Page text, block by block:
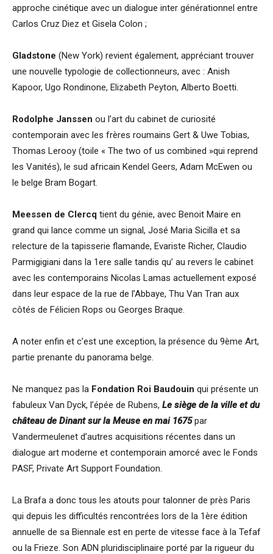
approche cinétique avec un dialogue inter générationnel entre
Carlos Cruz Diez et Gisela Colon ;
Gladstone (New York) revient également, appréciant trouver
une nouvelle typologie de collectionneurs, avec : Anish
Kapoor, Ugo Rondinone, Elizabeth Peyton, Alberto Boetti.
Rodolphe Janssen ou l’art du cabinet de curiosité
contemporain avec les frères roumains Gert & Uwe Tobias,
Thomas Lerooy (toile « The two of us combined »qui reprend
les Vanités), le sud africain Kendel Geers, Adam McEwen ou
le belge Bram Bogart.
Meessen de Clercq tient du génie, avec Benoit Maire en
grand qui lance comme un signal, José Maria Sicilla et sa
relecture de la tapisserie flamande, Evariste Richer, Claudio
Parmigigiani dans la 1ere salle tandis qu’ au revers le cabinet
avec les contemporains Nicolas Lamas actuellement exposé
dans leur espace de la rue de l’Abbaye, Thu Van Tran aux
côtés de Félicien Rops ou Georges Braque.
A noter enfin et c’est une exception, la présence du 9ème Art,
partie prenante du panorama belge.
Ne manquez pas la Fondation Roi Baudouin qui présente un
fabuleux Van Dyck, l’épée de Rubens, Le siège de la ville et du
château de Dinant sur la Meuse en mai 1675par
Vandermeulenet d’autres acquisitions récentes dans un
dialogue art moderne et contemporain amorcé avec le Fonds
PASF, Private Art Support Foundation.
La Brafa a donc tous les atouts pour talonner de près Paris
qui depuis les difficultés rencontrées lors de la 1ère édition
annuelle de sa Biennale est en perte de vitesse face à la Tefaf
ou la Frieze. Son ADN pluridisciplinaire porté par la rigueur du